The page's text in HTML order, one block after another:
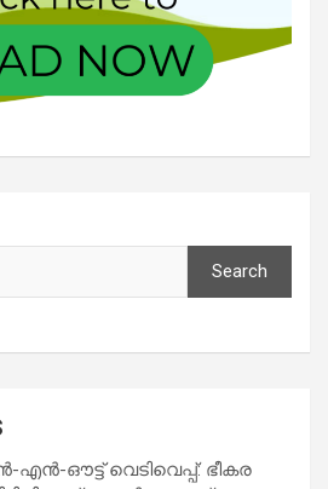
Search
ഔട്ട് വെടിവെപ്പ്: ഭീകര